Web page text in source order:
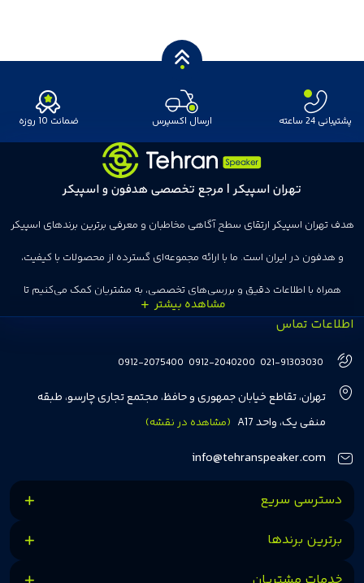
پشتیبانی 24 ساعته ارسال اکسپرس ضمانت 10 روزه
تهران اسپیکر | مرجع تخصصی هدفون و اسپیکر
هدف تهران اسپیکر ارتقای سطح آگاهی مخاطبان و معرفی برترین برندهای اسپیکر
و هدفون در ایران است. ما با ارائه مجموعه‌ای گسترده از محصولات با کیفیت،
همراه با اطلاعات دقیق و بررسی‌های تخصصی، به مشتریان کمک می‌کنیم تا
انتخاب‌های درست و هوشمندانه‌ای داشته باشند. تهران اسپیکر با تجربه‌ای بیش از
هفت سال در این زمینه، بر ایجاد تجربه خریدی آسان، سریع و مطمئن تمرکز دارد تا
مشتریان بتوانند با خیالی آسوده از انتخاب خود لذت ببرند. ما به رضایت و اعتماد
مشتریان اهمیت می‌دهیم و همواره در تلاشیم تا بهترین‌ها را برای آن‌ها فراهم
کنیم.
اطلاعات تماس
021-91303030
0912-2040200
0912-2075400
تهران، تقاطع خیابان جمهوری و حافظ، مجتمع تجاری چارسو، طبقه
منفی یک، واحد A17
(مشاهده در نقشه)
info@tehranspeaker.com
دسترسی سریع
برترین برندها